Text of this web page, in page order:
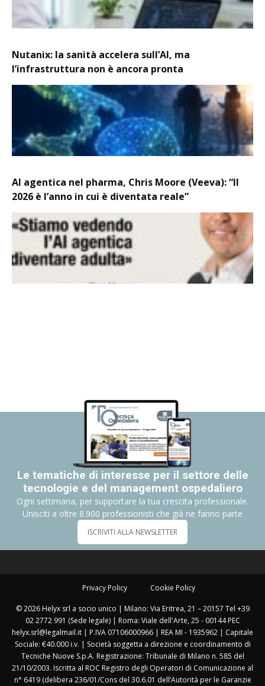
Nutanix: la sanità accelera sull’AI, ma
l’infrastruttura non è ancora pronta
AI agentica nel pharma, Chris Moore (Veeva): “Il
2026 è l’anno in cui è diventata reale”
Le tematiche di interesse per il settore delle
tecnologie e del management ospedaliero
Ogni settimana, per supportare la tua crescita professionale.
Unisciti a oltre 8.900 professionisti che già ne fanno parte
ISCRIVITI ALLA NEWSLETTER
Privacy Policy Cookie Policy
© 2026 Helyx srl a socio unico | Milano: Via Eritrea, 21 – 20157 Tel +39
02 2772 991 (Sede legale) | Roma: Viale dell'Arte, 25 - 00144 PEC
helyx.srl@legalmail.it | P.IVA 07106000966 | REA MI - 1935962 | Capitale
Sociale: €40.000 i.v. | Società soggetta a direzione e coordinamento di
Tecniche Nuove S.p.A. Registrazione: Tribunale di Milano n. 585 del
21/10/2003. Iscritta al ROC Registro degli Operatori di Comunicazione al
n° 6419 (delibera 236/01/Cons del 30.6.01 dell’Autorità per le Garanzie